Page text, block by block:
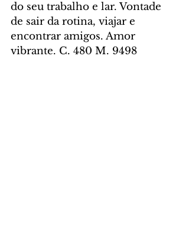
do seu trabalho e lar. Vontade
de sair da rotina, viajar e
encontrar amigos. Amor
vibrante. C. 480 M. 9498